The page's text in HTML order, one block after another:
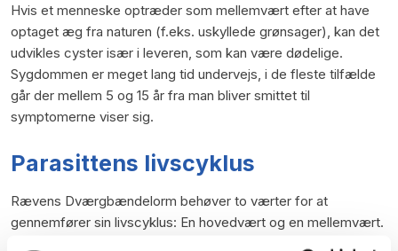
Hvis et menneske optræder som mellemvært efter at have
optaget æg fra naturen (f.eks. uskyllede grønsager), kan det
udvikles cyster især i leveren, som kan være dødelige.
Sygdommen er meget lang tid undervejs, i de fleste tilfælde
går der mellem 5 og 15 år fra man bliver smittet til
symptomerne viser sig.
Parasittens livscyklus
Rævens Dværgbændelorm behøver to værter for at
gennemfører sin livscyklus: En hovedvært og en mellemvært.